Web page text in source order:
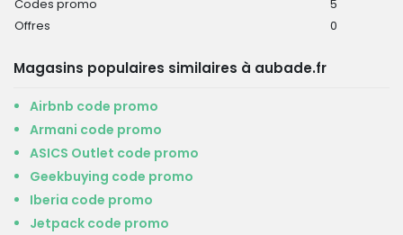
Codes promo
5
Offres
0
Magasins populaires similaires à aubade.fr
Airbnb code promo
Armani code promo
ASICS Outlet code promo
Geekbuying code promo
Iberia code promo
Jetpack code promo